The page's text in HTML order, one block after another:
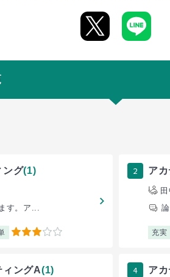
ング(1)
す。ア...
3
2 ア
充実
ィングA(1) 4 ア